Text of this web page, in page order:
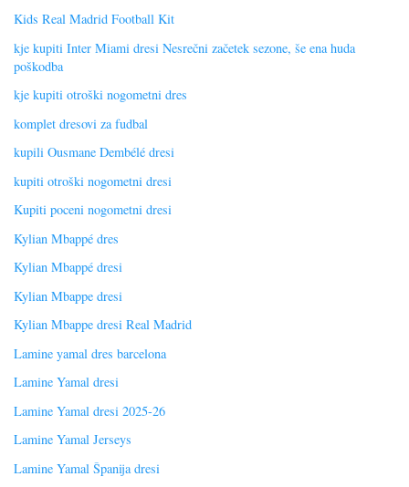
Kids Real Madrid Football Kit
kje kupiti Inter Miami dresi Nesrečni začetek sezone, še ena huda
poškodba
kje kupiti otroški nogometni dres
komplet dresovi za fudbal
kupili Ousmane Dembélé dresi
kupiti otroški nogometni dresi
Kupiti poceni nogometni dresi
Kylian Mbappé dres
Kylian Mbappé dresi
Kylian Mbappe dresi
Kylian Mbappe dresi Real Madrid
Lamine yamal dres barcelona
Lamine Yamal dresi
Lamine Yamal dresi 2025-26
Lamine Yamal Jerseys
Lamine Yamal Španija dresi